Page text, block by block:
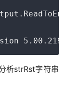
析strRst字符串